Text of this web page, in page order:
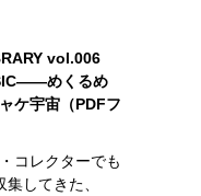
vol.006
めくるめ
ケ宇宙（PDFフ
コレクターでも
集してきた、